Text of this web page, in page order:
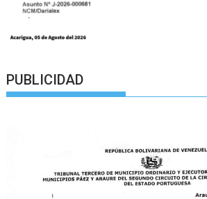
PUBLICIDAD